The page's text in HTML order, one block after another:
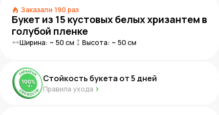
Заказали 190 раз
Букет из 15 кустовых белых хризантем в
голубой пленке
Ширина: ~ 50 см Высота: ~ 50 см
Стойкость букета от5 дней
Правила ухода